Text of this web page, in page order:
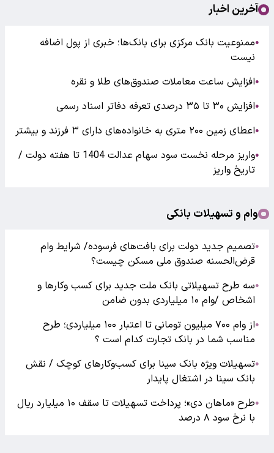
آخرین اخبار
●ممنوعیت بانک مرکزی برای بانک‌ها؛ خبری از پول اضافه
نیست
●افزایش ساعت معاملات صندوق‌های طلا و نقره
●افزایش ۳۰ تا ۳۵ درصدی تعرفه دفاتر اسناد رسمی
●اعطای زمین ۲۰۰ متری به خانواده‌های دارای ۳ فرزند و بیشتر
●
واریز مرحله نخست سود سهام عدالت 1404 تا هفته دولت /
تاریخ واریز
وام و تسهیلات بانکی
●تصمیم جدید دولت برای بافت‌های فرسوده/ شرایط وام
قرض‌الحسنه صندوق ملی مسکن چیست؟
●سه طرح تسهیلاتی بانک ملت جدید برای کسب وکارها و
اشخاص /وام ۱۰ میلیاردی بدون ضامن
●
از وام ۷۰۰ میلیون تومانی تا اعتبار ۱۰۰ میلیاردی؛ طرح
مناسب شما در بانک تجارت کدام است ؟
●تسهیلات ویژه بانک سینا برای کسب‌وکارهای کوچک / نقش
بانک سینا در اشتغال پایدار
●
طرح «ماهان دی»؛ پرداخت تسهیلات تا سقف ۱۰ میلیارد ریال
با نرخ سود ۸ درصد